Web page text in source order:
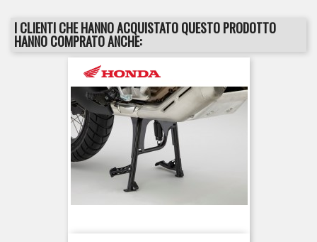
I CLIENTI CHE HANNO ACQUISTATO QUESTO PRODOTTO
HANNO COMPRATO ANCHE: